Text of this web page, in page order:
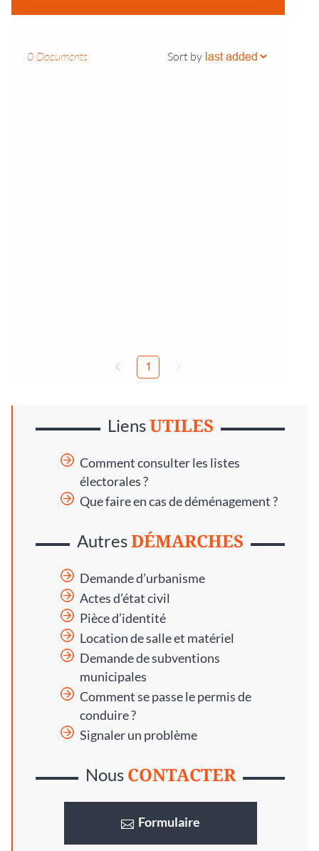
LiensUTILES
Comment consulter les listes
électorales ?
Que faire en cas de déménagement ?
AutresDÉMARCHES
Demande d’urbanisme
Actes d’état civil
Pièce d’identité
Location de salle et matériel
Demande de subventions
municipales
Comment se passe le permis de
conduire ?
Signaler un problème
Nous CONTACTER
Formulaire